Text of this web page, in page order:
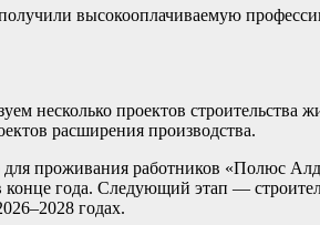
высокооплачиваемую
несколько проектов строительства
расширения производства.
проживания работников «Полюс
конце года. Следующий этап —
годах.